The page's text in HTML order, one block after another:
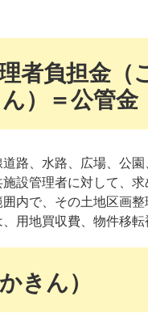
者負担金
）＝公管金
路、水路、広場、公
設管理者に対して、
内で、その土地区画
用地買収費、物件移
きん）